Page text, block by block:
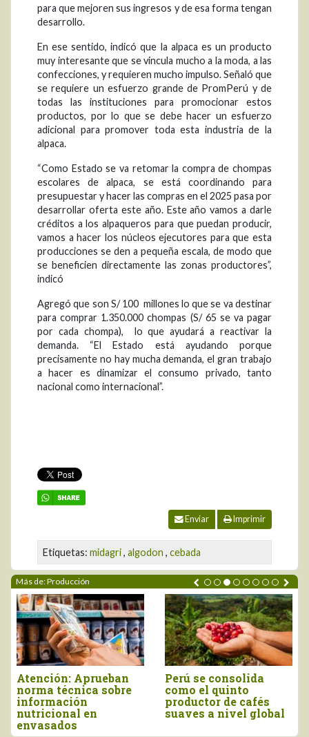
para que mejoren sus ingresos y de esa forma tengan
desarrollo.
En ese sentido, indicó que la alpaca es un producto
muy interesante que se vincula mucho a la moda, a las
confecciones, y requieren mucho impulso. Señaló que
se requiere un esfuerzo grande de PromPerú y de
todas las instituciones para promocionar estos
productos, por lo que se debe hacer un esfuerzo
adicional para promover toda esta industria de la
alpaca.
“Como Estado se va retomar la compra de chompas
escolares de alpaca, se está coordinando para
presupuestar y hacer las compras en el 2025 pasa por
desarrollar oferta este año. Este año vamos a darle
créditos a los alpaqueros para que puedan producir,
vamos a hacer los núcleos ejecutores para que esta
producciones se den a pequeña escala, de modo que
se beneficien directamente las zonas productores”,
indicó
Agregó que son S/ 100 millones lo que se va destinar
para comprar 1.350.000 chompas (S/ 65 se va pagar
por cada chompa), lo que ayudará a reactivar la
demanda. “El Estado está ayudando porque
precisamente no hay mucha demanda, el gran trabajo
a hacer es dinamizar el consumo privado, tanto
nacional como internacional”.
Enviar Imprimir
Etiquetas: midagri, algodon , cebada
Más de: Producción
Producción peruana
de orégano alcanzó
las 13.935 toneladas
en 2025
Morropón: Promueven
elaboración de abono
orgánico para mejorar
la producción agrícola